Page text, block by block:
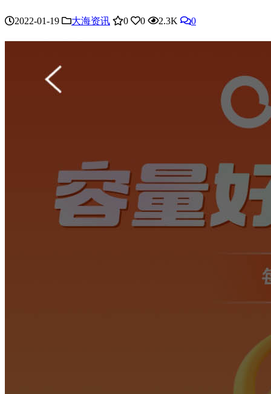
2022-01-19 大海资讯 0 0 2.3K 0